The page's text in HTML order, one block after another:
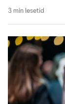
3 min lesetid